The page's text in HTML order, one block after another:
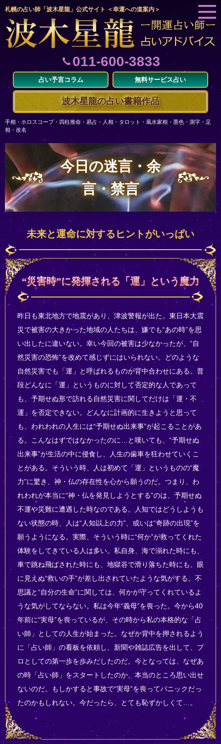
札幌の占い師「波木星龍」公式サイト ＜幸運への道案内＞
011-600-3833
占い予言コラム 無料サービス占い
波木星龍の占い書籍作品
手相・ホロスコープ・四柱推命・易占・人相・タロット・風水家相・墨色・測字・足
相・改名
今日の迷言・余
言・禁言
未来と運命に対するヒントがいっぱい
“災害時”に発揮される「運」という魔力
昨日も東北地方で地震があり、津波警報が出た。東日本大震
災で被害の大きかった地域の人たちは、嫌でも“あの時”を思
い出したに違いない。幸い今回の被害は少なかったが、“自
然災害の恐怖”を改めて感じずにはいられない。どのような
自然災害でも「運」と呼ばれるものが背中合わせにある。普
段どんなに「運」というものに対して否定的な人であって
も、予期せぬ形で訪れる自然災害に関してだけは「運・不
運」を否定できない。どんなに計画的に生きようと思って
も、われわれの人生には“予期せぬ出来事”が起こることがあ
る。こんなはずではなかったのに…と嘆いても、“予期せぬ
出来事”が生活の中に侵食し、人生の歯車を狂わせていくこ
とがある。そういう時、人は初めて「運」というものの“魔
力”に驚き、神・仏の存在性を心から願うのだ。つまり、わ
れわれが本当に“神・仏を発見しようとする”のは、予期せぬ
不運や災難に遭遇した時なのである。人知ではどうしようも
ない状態の時、人は“人知以上の力”、或いは“奇跡の出現”を
願うようになる。実際、そういう時に“何か”が救ってくれた
体験をしてきている人は多い。私自身、海で溺れた時にも、
車で跳ね飛ばされた時にも、地獄谷で滑り落ちた時にも、眼
に見えぬ“救いの手”が差し出されていたような気がする。不
思議と“自分の生命”に関しては、何かが守ってくれているよ
うな気がしてならない。私は今年“義母”を喪った。今から40
年前に“実母”を喪っているが、その時から私の本格的な「占
い師」としての人生が始まった。なぜか背中を押されるよう
に「占い師」の看板を依頼し、新聞や雑誌広告を出して、プ
ロとしての第一歩を歩みだしたのだ。今となっては、なぜあ
の時「占い師」をスタートしたのか、本当のところ思い出せ
ないのだ。もしかすると事故で“実母”を喪ってパニックだっ
たのかもしれない。今だったら、とても恥ずかしくて…。